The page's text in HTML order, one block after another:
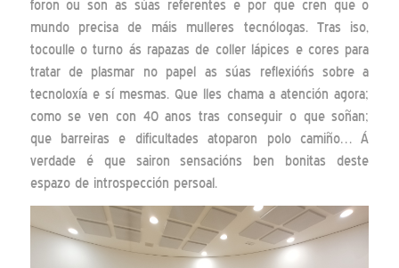
foron ou son as súas referentes e por que cren que o
mundo precisa de máis mulleres tecnólogas. Tras iso,
tocoulle o turno ás rapazas de coller lápices e cores para
tratar de plasmar no papel as súas reflexióńs sobre a
tecnoloxía e sí mesmas. Que lles chama a atención agora;
como se ven con 40 anos tras conseguir o que soñan;
que barreiras e dificultades atoparon polo camiño… Á
verdade é que sairon sensacións ben bonitas deste
espazo de introspección persoal.